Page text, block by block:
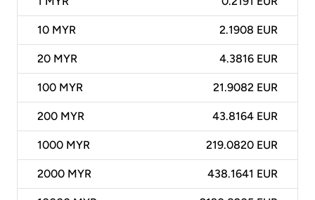
10 MYR 2.1908 EUR
20 MYR 4.3816 EUR
100 MYR 21.9082 EUR
200 MYR 43.8164 EUR
1000 MYR 219.0820 EUR
2000 MYR 438.1641 EUR